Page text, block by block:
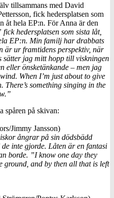
tillsammans med David
fick hedersplatsen som
åt hela EP:n. För Anna är den
fick hedersplatsen som sista låt,
EP:n. Min familj har drabbats
är ur framtidens perspektiv, när
jag mitt hopp till viskningen
eller önsketänkande – men jag
When I’m just about to give
There’s something singing in the
spåren på skivan:
Jimmy Jansson)
ångrar på sin dödsbädd
inte gjorde. Låten är en fantasi
borde. ”I know one day they
ground, and by then all that is left